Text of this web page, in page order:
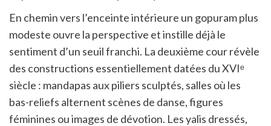
En chemin vers l’enceinte intérieure un gopuram plus
modeste ouvre la perspective et instille déjà le
sentiment d’un seuil franchi. La deuxième cour révèle
des constructions essentiellement datées du XVIᵉ
siècle : mandapas aux piliers sculptés, salles où les
bas-reliefs alternent scènes de danse, figures
féminines ou images de dévotion. Les yalis dressés,